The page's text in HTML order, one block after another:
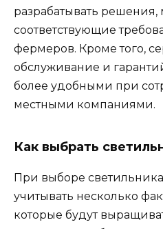
разрабатывать
соответствующие
фермеров. Кроме того,
обслуживание и
более удобными при
местными компаниями.
Как выбрать
При выборе
учитывать несколько
которые будут